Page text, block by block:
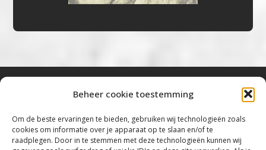
Beheer cookie toestemming
Om de beste ervaringen te bieden, gebruiken wij technologieën zoals
cookies om informatie over je apparaat op te slaan en/of te
raadplegen. Door in te stemmen met deze technologieën kunnen wij
“Voor de mooiste Blues, Rock, Roots &